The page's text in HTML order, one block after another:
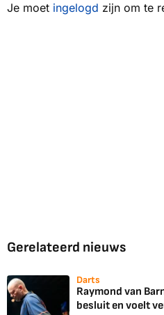
Je moet ingelogd zijn om te
Gerelateerd nieuws
Darts
Raymond van
besluit en voelt